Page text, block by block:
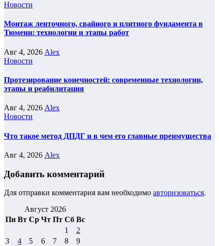
Новости
Монтаж ленточного, свайного и плитного фундамента в
Тюмени: технологии и этапы работ
Авг 4, 2026 Alex
Новости
Протезирование конечностей: современные технологии,
этапы и реабилитация
Авг 4, 2026 Alex
Новости
Что такое метод ДПДГ и в чем его главные преимущества
Авг 4, 2026 Alex
Добавить комментарий
Для отправки комментария вам необходимо авторизоваться.
Август 2026
Пн Вт Ср Чт Пт Сб Вс
1
2
3
4 5 6 7 8
9